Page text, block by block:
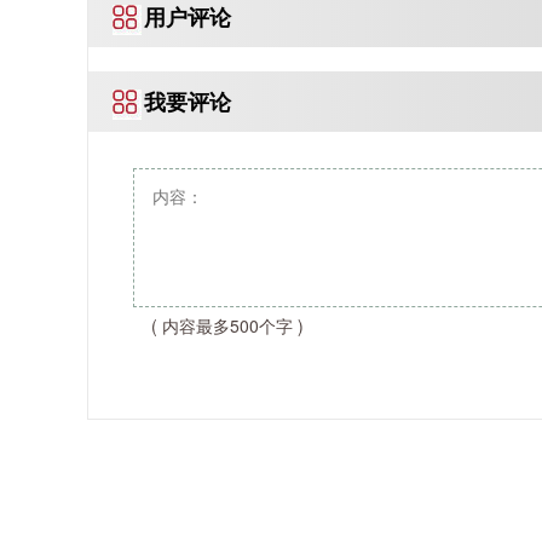
用户评论
我要评论
( 内容最多500个字 )